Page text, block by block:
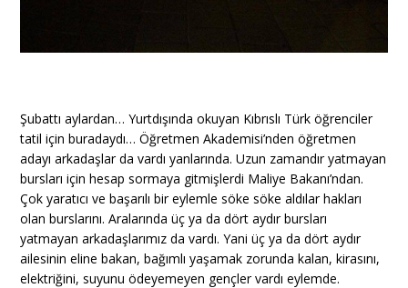
Şubattı aylardan… Yurtdışında okuyan Kıbrıslı Türk öğrenciler
tatil için buradaydı… Öğretmen Akademisi’nden öğretmen
adayı arkadaşlar da vardı yanlarında. Uzun zamandır yatmayan
bursları için hesap sormaya gitmişlerdi Maliye Bakanı’ndan.
Çok yaratıcı ve başarılı bir eylemle söke söke aldılar hakları
olan burslarını. Aralarında üç ya da dört aydır bursları
yatmayan arkadaşlarımız da vardı. Yani üç ya da dört aydır
ailesinin eline bakan, bağımlı yaşamak zorunda kalan, kirasını,
elektriğini, suyunu ödeyemeyen gençler vardı eylemde.